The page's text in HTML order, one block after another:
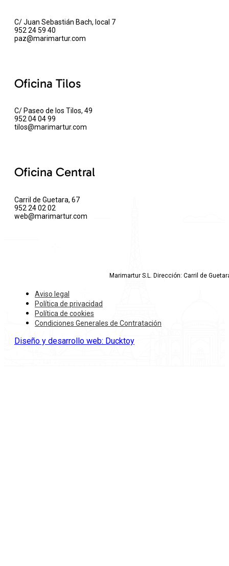
C/ Juan Sebastián Bach, local 7
952 24 59 40
paz@marimartur.com
Oficina Tilos
C/ Paseo de los Tilos, 49
952 04 04 99
tilos@marimartur.com
Oficina Central
Carril de Guetara, 67
952 24 02 02
web@marimartur.com
Marimartur S.L. Dirección: Carril de
Aviso legal
Política de privacidad
Política de cookies
Condiciones Generales de Contratación
Diseño y desarrollo web: Ducktoy